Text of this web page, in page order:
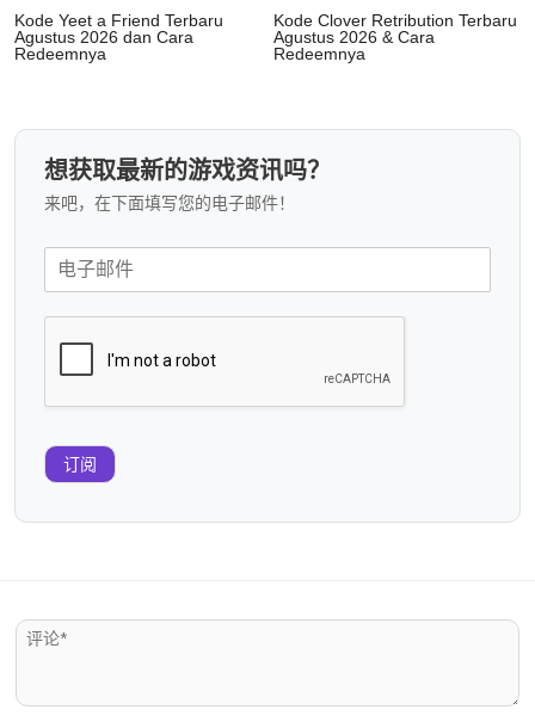
Kode Yeet a Friend Terbaru
Agustus 2026 dan Cara
Redeemnya
Kode Clover Retribution Terbaru
Agustus 2026 & Cara
Redeemnya
想获取最新的游戏资讯吗？
来吧，在下面填写您的电子邮件！
订阅